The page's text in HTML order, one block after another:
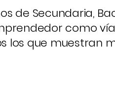
de Secundaria,
como
los que muestran